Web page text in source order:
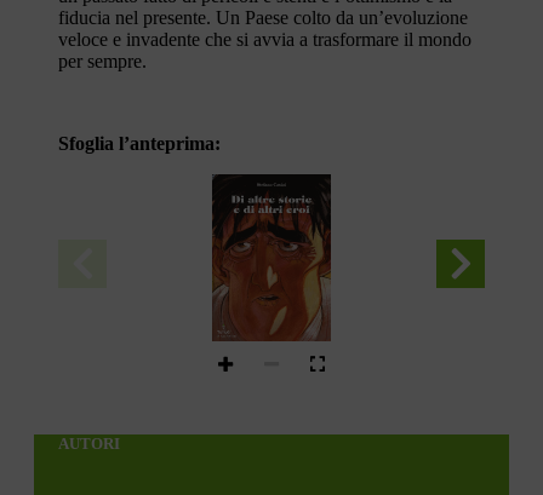
fiducia nel presente. Un Paese colto da un’evoluzione
veloce e invadente che si avvia a trasformare il mondo
per sempre.
Sfoglia l’anteprima:
AUTORI